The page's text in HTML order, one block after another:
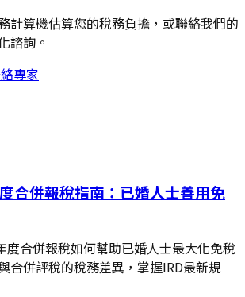
計算機估算您的稅務負擔，或聯絡我們的
諮詢。
專家
合併報稅指南：已婚人士善用免
度合併報稅如何幫助已婚人士最大化免稅
合併評稅的稅務差異，掌握IRD最新規